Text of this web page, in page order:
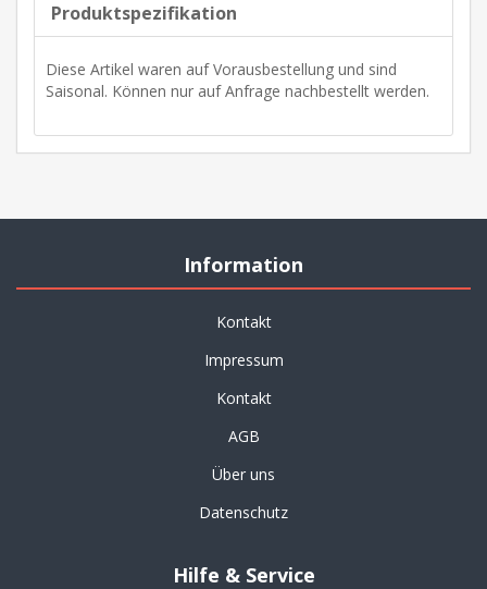
Produktspezifikation
Diese Artikel waren auf Vorausbestellung und sind
Saisonal. Können nur auf Anfrage nachbestellt werden.
Information
Kontakt
Impressum
Kontakt
AGB
Über uns
Datenschutz
Hilfe & Service